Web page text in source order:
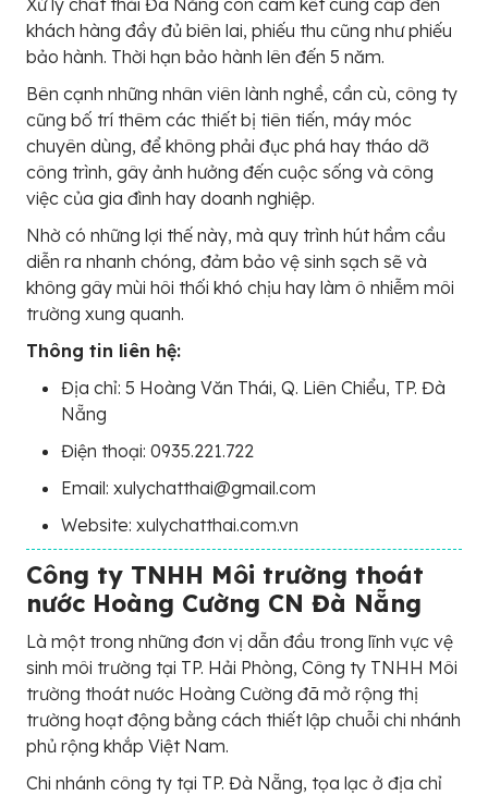
khách hàng đầy đủ biên lai, phiếu thu cũng như phiếu
bảo hành. Thời hạn bảo hành lên đến 5 năm.
Bên cạnh những nhân viên lành nghề, cần cù, công ty
cũng bố trí thêm các thiết bị tiên tiến, máy móc
chuyên dùng, để không phải đục phá hay tháo dỡ
công trình, gây ảnh hưởng đến cuộc sống và công
việc của gia đình hay doanh nghiệp.
Nhờ có những lợi thế này, mà quy trình hút hầm cầu
diễn ra nhanh chóng, đảm bảo vệ sinh sạch sẽ và
không gây mùi hôi thối khó chịu hay làm ô nhiễm môi
trường xung quanh.
Thông tin liên hệ:
Địa chỉ: 5 Hoàng Văn Thái, Q. Liên Chiểu, TP. Đà
Nẵng
Điện thoại: 0935.221.722
Email: xulychatthai@gmail.com
Website: xulychatthai.com.vn
Công ty TNHH Môi trường thoát
nước Hoàng Cường CN Đà Nẵng
Là một trong những đơn vị dẫn đầu trong lĩnh vực vệ
sinh môi trường tại TP. Hải Phòng, Công ty TNHH Môi
trường thoát nước Hoàng Cường đã mở rộng thị
trường hoạt động bằng cách thiết lập chuỗi chi nhánh
phủ rộng khắp Việt Nam.
Chi nhánh công ty tại TP. Đà Nẵng, tọa lạc ở địa chỉ